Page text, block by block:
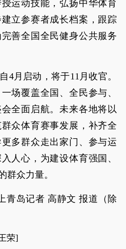
运动技能，弘扬中华体育
立参赛者成长档案，跟踪
善全国全民健身公共服务
4月启动，将于11月收官。
场覆盖全国、全民参与、
全面启航。未来各地将以
众体育赛事发展，补齐全
多群众走出家门、参与运
人心，为建设体育强国、
群众力量。
青岛记者 高静文 报道（除
荣]